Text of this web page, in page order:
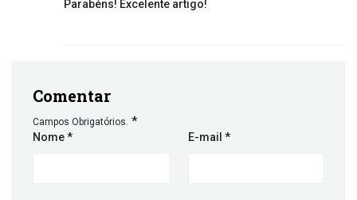
Parabéns! Excelente artigo!
Comentar
Campos Obrigatórios. *
Nome* E-mail *